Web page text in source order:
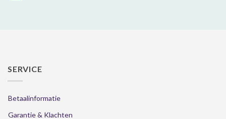
SERVICE
Betaalinformatie
Garantie & Klachten